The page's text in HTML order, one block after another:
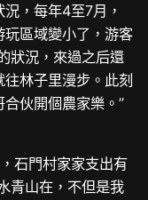
，每年4至7月，
區域變小了，游客
狀況，來過之后還
林子里漫步。此刻
伙開個農家樂。”
石門村家家支出有
青山在，不但是我